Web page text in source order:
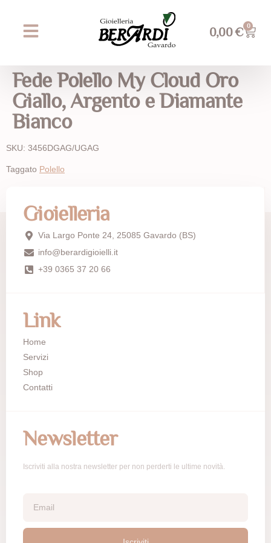
0,00€ 0
Fede Polello My Cloud Oro
Giallo, Argento e Diamante
Bianco
SKU: 3456DGAG/UGAG
Taggato Polello
Gioielleria
Via Largo Ponte 24, 25085 Gavardo (BS)
info@berardigioielli.it
+39 0365 37 20 66
Link
Home
Servizi
Shop
Contatti
Newsletter
Iscriviti alla nostra newsletter per non perderti le ultime novità.